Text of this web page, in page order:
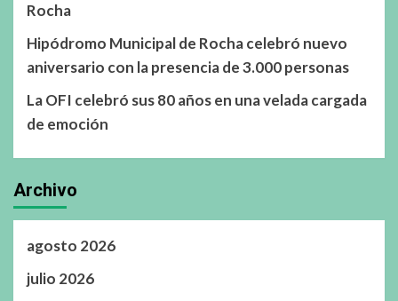
Rocha
Hipódromo Municipal de Rocha celebró nuevo
aniversario con la presencia de 3.000 personas
La OFI celebró sus 80 años en una velada cargada
de emoción
Archivo
agosto 2026
julio 2026